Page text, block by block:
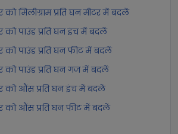
को मिलीग्राम प्रति घन मीटर में बदलें
को पाउंड प्रति घन इंच में बदलें
को पाउंड प्रति घन फीट में बदलें
को पाउंड प्रति घन गज में बदलें
को औंस प्रति घन इंच में बदलें
को औंस प्रति घन फीट में बदलें